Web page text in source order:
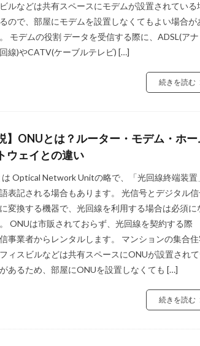
ルなどは共有スペースにモデムが設置されている
ので、部屋にモデムを設置しなくてもよい場合が
モデムの役割 データを受信する際に、ADSL(アナ
線)やCATV(ケーブルテレビ) […]
続きを読む
】ONUとは？ルーター・モデム・ホー
ウェイとの違い
Optical Network Unitの略で、「光回線終端装置
表記される場合もあります。 光信号とデジタル
変換する機器で、光回線を利用する場合は必須に
ONUは市販されておらず、光回線を契約する際
事業者からレンタルします。 マンションの集合
ィスビルなどは共有スペースにONUが設置され
あるため、部屋にONUを設置しなくても […]
続きを読む